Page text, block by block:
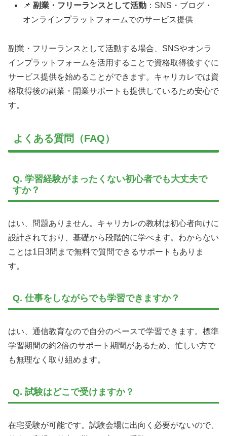
📌副業・フリーランスとして活動 ：SNS・ブログ・
オンラインプラットフォームでのサービス提供
副業・フリーランスとして活動する場合、SNSやオンラ
インプラットフォームを活用することで資格取得後すぐに
サービス提供を始めることができます。キャリカレでは資
格取得後の副業・開業サポートも提供しているため安心で
す。
よくある質問（FAQ）
Q. 学習経験がまったくない初心者でも大丈夫で
すか？
はい、問題ありません。キャリカレの教材は初心者向けに
設計されており、基礎から段階的に学べます。わからない
ことは1日3問まで無料で質問できるサポートもありま
す。
Q. 仕事をしながらでも学習できますか？
はい、通信教育なので自分のペースで学習できます。標準
学習期間の約2倍のサポート期間があるため、忙しい方で
も無理なく取り組めます。
Q. 試験はどこで受けますか？
在宅受験が可能です。試験会場に出向く必要がないので、